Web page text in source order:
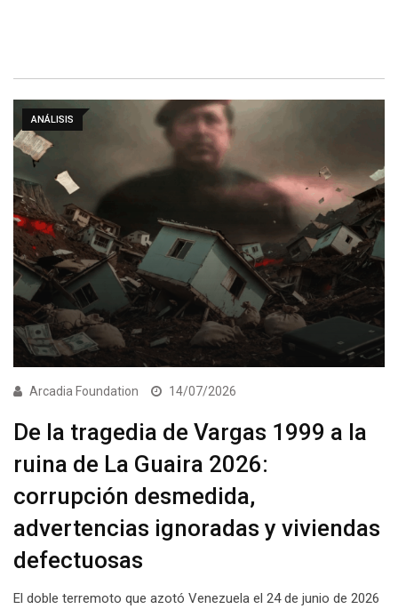
ANÁLISIS
Arcadia Foundation 14/07/2026
De la tragedia de Vargas 1999 a la
ruina de La Guaira 2026:
corrupción desmedida,
advertencias ignoradas y viviendas
defectuosas
El doble terremoto que azotó Venezuela el 24 de junio de 2026